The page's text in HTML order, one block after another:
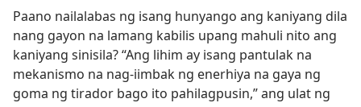
Paano nailalabas ng isang hunyango ang kaniyang dila
nang gayon na lamang kabilis upang mahuli nito ang
kaniyang sinisila? “Ang lihim ay isang pantulak na
mekanismo na nag-iimbak ng enerhiya na gaya ng
goma ng tirador bago ito pahilagpusin,” ang ulat ng